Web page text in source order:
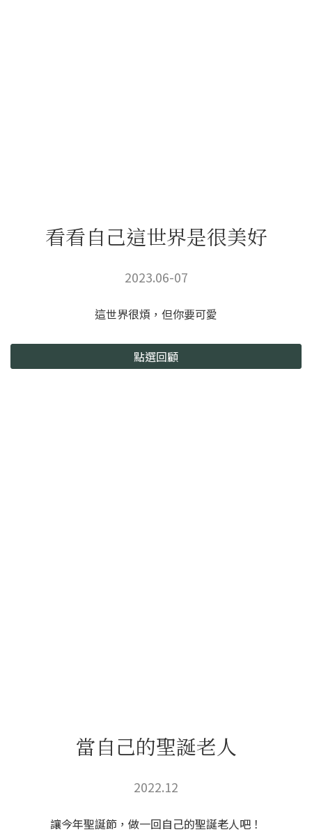
看看自己這世界是很美好
2023.06-07
這世界很煩，但你要可愛
點選回顧
當自己的聖誕老人
2022.12
讓今年聖誕節，做一回自己的聖誕老人吧！